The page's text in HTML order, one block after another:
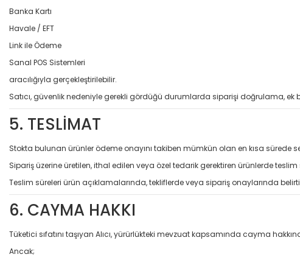
Banka Kartı
Havale / EFT
Link ile Ödeme
Sanal POS Sistemleri
aracılığıyla gerçekleştirilebilir.
Satıcı, güvenlik nedeniyle gerekli gördüğü durumlarda siparişi doğrulama,
5. TESLİMAT
Stokta bulunan ürünler ödeme onayını takiben mümkün olan en kısa sürede
Sipariş üzerine üretilen, ithal edilen veya özel tedarik gerektiren ürünlerde
Teslim süreleri ürün açıklamalarında, tekliflerde veya sipariş onaylarında
6. CAYMA HAKKI
Tüketici sıfatını taşıyan Alıcı, yürürlükteki mevzuat kapsamında cayma
Ancak;